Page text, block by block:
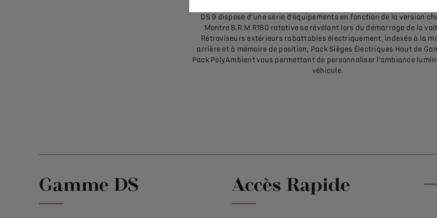
DS 9 dispose d’une série d’équipements en fonction de la version
Montre B.R.M R180 rotative se révélant lors du démarrage de la
Rétroviseurs extérieurs rabattables électriquement, indexés à la
arrière et à mémoire de position, Pack Sièges Électriques Haut de
Pack PolyAmbient vous permettant de personnaliser l’ambiance
véhicule.
Gamme DS Accès Rapide